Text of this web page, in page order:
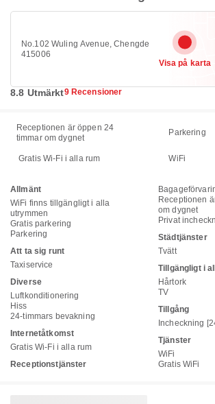
No.102 Wuling Avenue, Chengde
415006
Visa på karta
8.8 Utmärkt9 Recensioner
Receptionen är öppen 24
timmar om dygnet
Parkering
Gratis Wi-Fi i alla rum WiFi
Allmänt
WiFi finns tillgängligt i alla
utrymmen
Gratis parkering
Parkering
Att ta sig runt
Taxiservice
Diverse
Luftkonditionering
Hiss
24-timmars bevakning
Internetåtkomst
Gratis Wi-Fi i alla rum
Receptionstjänster
Receptionen
om dygnet
Privat
Städtjänster
Tvätt
Tillgängligt i
Hårtork
TV
Tillgång
Incheckning
Tjänster
WiFi
Gratis WiFi